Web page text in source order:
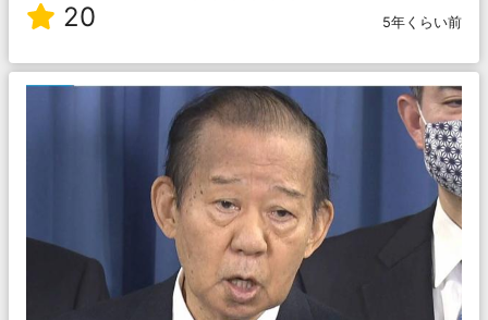
20 5年くらい前